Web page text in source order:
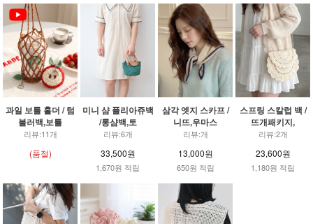
과일 보틀 홀더 / 텀
블러백,보틀
리뷰:11개
(품절)
미니 샴 플리아쥬백
/롱샴백,토
리뷰:6개
33,500원
1,670원 적립
삼각 엣지 스카프 /
니뜨,우마스
리뷰:개
13,000원
650원 적립
스프링 스칼럽 백 /
뜨개패키지,
리뷰:2개
23,600원
1,180원 적립